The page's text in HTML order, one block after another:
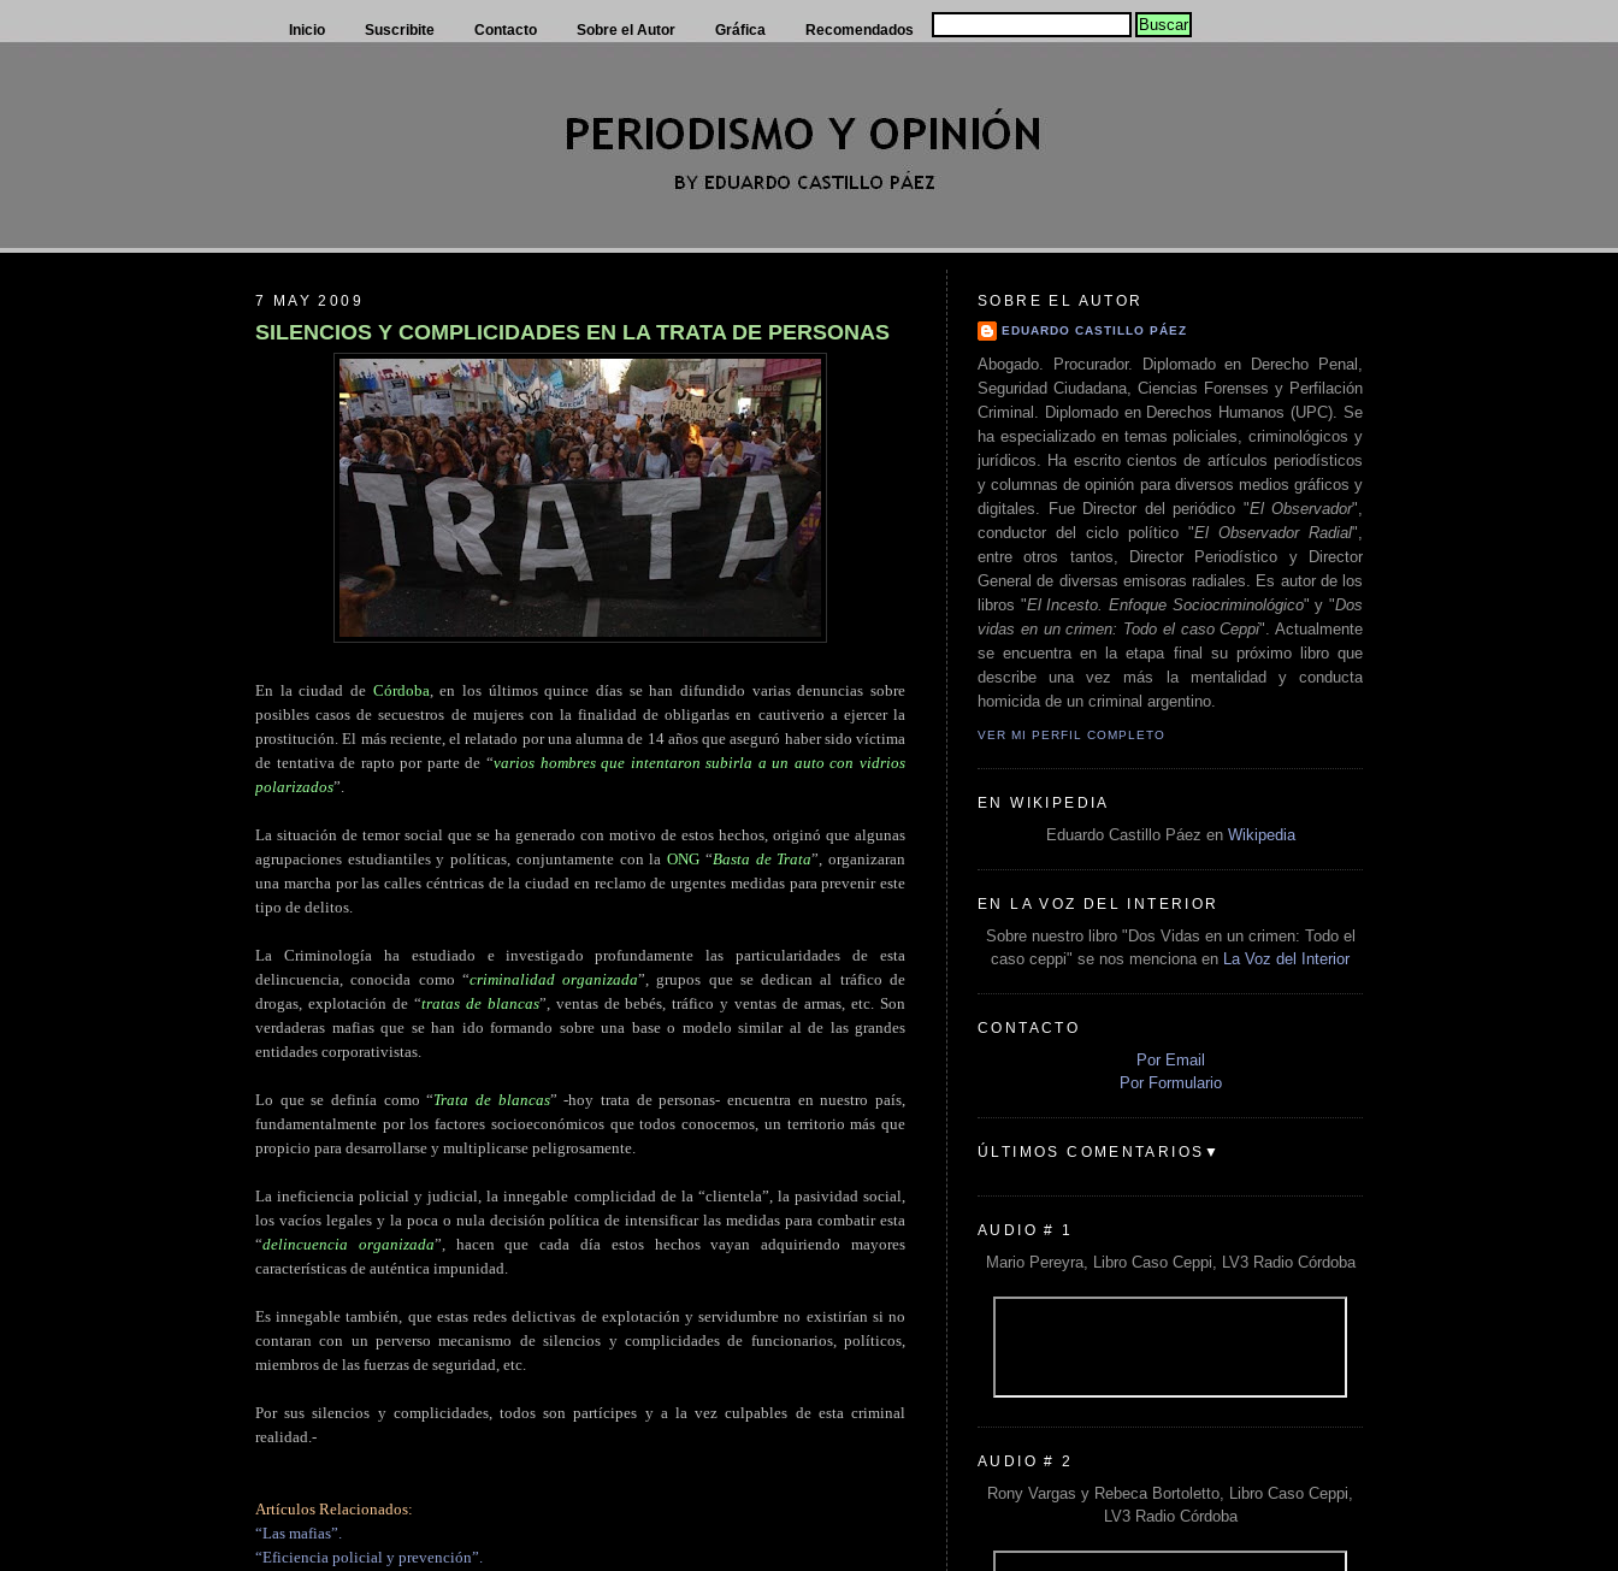
Inicio Suscribite Contacto Sobre el Autor Gráfica Recomendados
7 MAY 2009
SILENCIOS Y COMPLICIDADES EN LA TRATA DE PERSONAS
En la ciudad de Córdoba, en los últimos quince días se han difundido varias denuncias sobre
posibles casos de secuestros de mujeres con la finalidad de obligarlas en cautiverio a ejercer la
prostitución. El más reciente, el relatado por una alumna de 14 años que aseguró haber sido víctima
de tentativa de rapto por parte de “varios hombres que intentaron subirla a un auto con vidrios
polarizados”.
La situación de temor social que se ha generado con motivo de estos hechos, originó que algunas
agrupaciones estudiantiles y políticas, conjuntamente con laONG “Basta de Trata”, organizaran
una marcha por las calles céntricas de la ciudad en reclamo de urgentes medidas para prevenir este
tipo de delitos.
La Criminología ha estudiado e investigado profundamente las particularidades de esta
delincuencia, conocida como “criminalidad organizada”, grupos que se dedican al tráfico de
drogas, explotación de “tratas de blancas”, ventas de bebés, tráfico y ventas de armas, etc. Son
verdaderas mafias que se han ido formando sobre una base o modelo similar al de las grandes
entidades corporativistas.
Lo que se definía como “Trata de blancas” -hoy trata de personas- encuentra en nuestro país,
fundamentalmente por los factores socioeconómicos que todos conocemos, un territorio más que
propicio para desarrollarse y multiplicarse peligrosamente.
La ineficiencia policial y judicial, la innegable complicidad de la “clientela”, la pasividad social,
los vacíos legales y la poca o nula decisión política de intensificar las medidas para combatir esta
“delincuencia organizada”, hacen que cada día estos hechos vayan adquiriendo mayores
características de auténtica impunidad.
Es innegable también, que estas redes delictivas de explotación y servidumbre no existirían si no
contaran con un perverso mecanismo de silencios y complicidades de funcionarios, políticos,
miembros de las fuerzas de seguridad, etc.
Por sus silencios y complicidades, todos son partícipes y a la vez culpables de esta criminal
realidad.-
Artículos Relacionados:
“Las mafias”.
“Eficiencia policial y prevención”.
SOBRE EL AUTOR
EDUARDO CASTILLO PÁEZ
Abogado. Procurador. Diplomado en Derecho Penal,
Seguridad Ciudadana, Ciencias Forenses y Perfilación
Criminal. Diplomado en Derechos Humanos (UPC). Se
ha especializado en temas policiales, criminológicos y
jurídicos. Ha escrito cientos de artículos periodísticos
y columnas de opinión para diversos medios gráficos y
digitales. Fue Director del periódico "El Observador",
conductor del ciclo político "El Observador Radial",
entre otros tantos, Director Periodístico y Director
General de diversas emisoras radiales. Es autor de los
libros "El Incesto. Enfoque Sociocriminológico" y "Dos
vidas en un crimen: Todo el caso Ceppi". Actualmente
se encuentra en la etapa final su próximo libro que
describe una vez más la mentalidad y conducta
homicida de un criminal argentino.
VER MI PERFIL COMPLETO
EN WIKIPEDIA
Eduardo Castillo Páez en Wikipedia
EN LA VOZ DEL INTERIOR
Sobre nuestro libro "Dos Vidas en un crimen: Todo el
caso ceppi" se nos menciona en
La Voz del Interior
CONTACTO
Por Email
Por Formulario
ÚLTIMOS COMENTARIOS▼
AUDIO # 1
Mario Pereyra, Libro Caso Ceppi, LV3 Radio Córdoba
AUDIO # 2
Rony Vargas y Rebeca Bortoletto, Libro Caso Ceppi,
LV3 Radio Córdoba